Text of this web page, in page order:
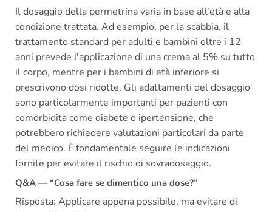
Il dosaggio della permetrina varia in base all'età e alla
condizione trattata. Ad esempio, per la scabbia, il
trattamento standard per adulti e bambini oltre i 12
anni prevede l'applicazione di una crema al 5% su tutto
il corpo, mentre per i bambini di età inferiore si
prescrivono dosi ridotte. Gli adattamenti del dosaggio
sono particolarmente importanti per pazienti con
comorbidità come diabete o ipertensione, che
potrebbero richiedere valutazioni particolari da parte
del medico. È fondamentale seguire le indicazioni
fornite per evitare il rischio di sovradosaggio.
Q&A — “Cosa fare se dimentico una dose?”
Risposta: Applicare appena possibile, ma evitare di